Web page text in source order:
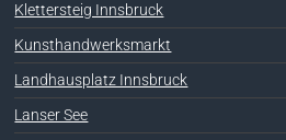
Klettersteig Innsbruck
Kunsthandwerksmarkt
Landhausplatz Innsbruck
Lanser See